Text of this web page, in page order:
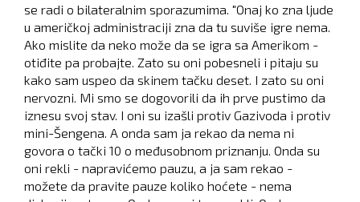
se radi o bilateralnim sporazumima. "Onaj ko zna ljude
u američkoj administraciji zna da tu suviše igre nema.
Ako mislite da neko može da se igra sa Amerikom -
otiđite pa probajte. Zato su oni pobesneli i pitaju su
kako sam uspeo da skinem tačku deset. I zato su oni
nervozni. Mi smo se dogovorili da ih prve pustimo da
iznesu svoj stav. I oni su izašli protiv Gazivoda i protiv
mini-Šengena. A onda sam ja rekao da nema ni
govora o tački 10 o međusobnom priznanju. Onda su
oni rekli - napravićemo pauzu, a ja sam rekao -
možete da pravite pauze koliko hoćete - nema